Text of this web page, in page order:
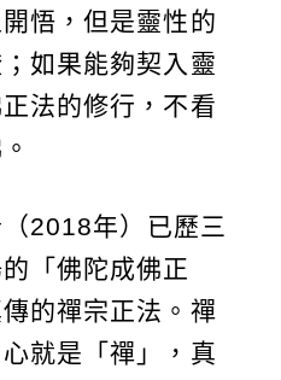
悟，但是靈性的
如果能夠契入靈
法的修行，不看
2018年）已歷三
「佛陀成佛正
的禪宗正法。禪
就是「禪」，真